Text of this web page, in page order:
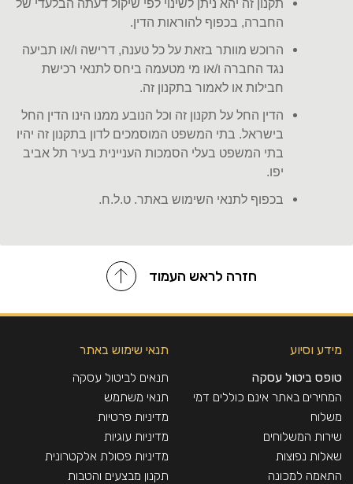
תקנון זה יהא ניתן לשינוי לפי שיקול דעתה הבלעדי של
החברה, בכפוף להוראות הדין.
הרוכש מוותר בזאת על כל טענה, דרישה ו/או תביעה
נגד החברה ו/או מי מטעמה ביחס לתנאי רכישת
חבילות או לאמור בתקנון זה.
הדין החל על תקנון זה וכל הנובע ממנו הינו הדין החל
בישראל. בתי המשפט המוסמכים לדון בתקנון זה יהיו
בתי המשפט בעלי הסמכות העניינית בעיר תל אביב
יפו.
בכפוף לתנאי השימוש באתר. ט.ל.ח.
חזרה לראש העמוד
מידע וסיוע
טופס ביטול עסקה
המחירים באתר אינם כוללים דמי
משלוח
שירות המשלוחים
שאלות נפוצות
התאמה למכונה
תנאי שימוש באתר
תנאים לביטול עסקה
תנאי משתמש
מדיניות פרטיות
מדיניות עוגיות
מדיניות פסולת אלקטרונית
תקנון מבצעים והטבות